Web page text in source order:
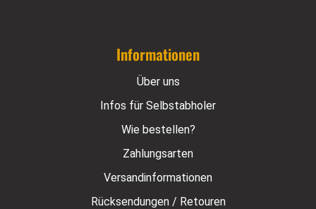
Informationen
Über uns
Infos für Selbstabholer
Wie bestellen?
Zahlungsarten
Versandinformationen
Rücksendungen / Retouren